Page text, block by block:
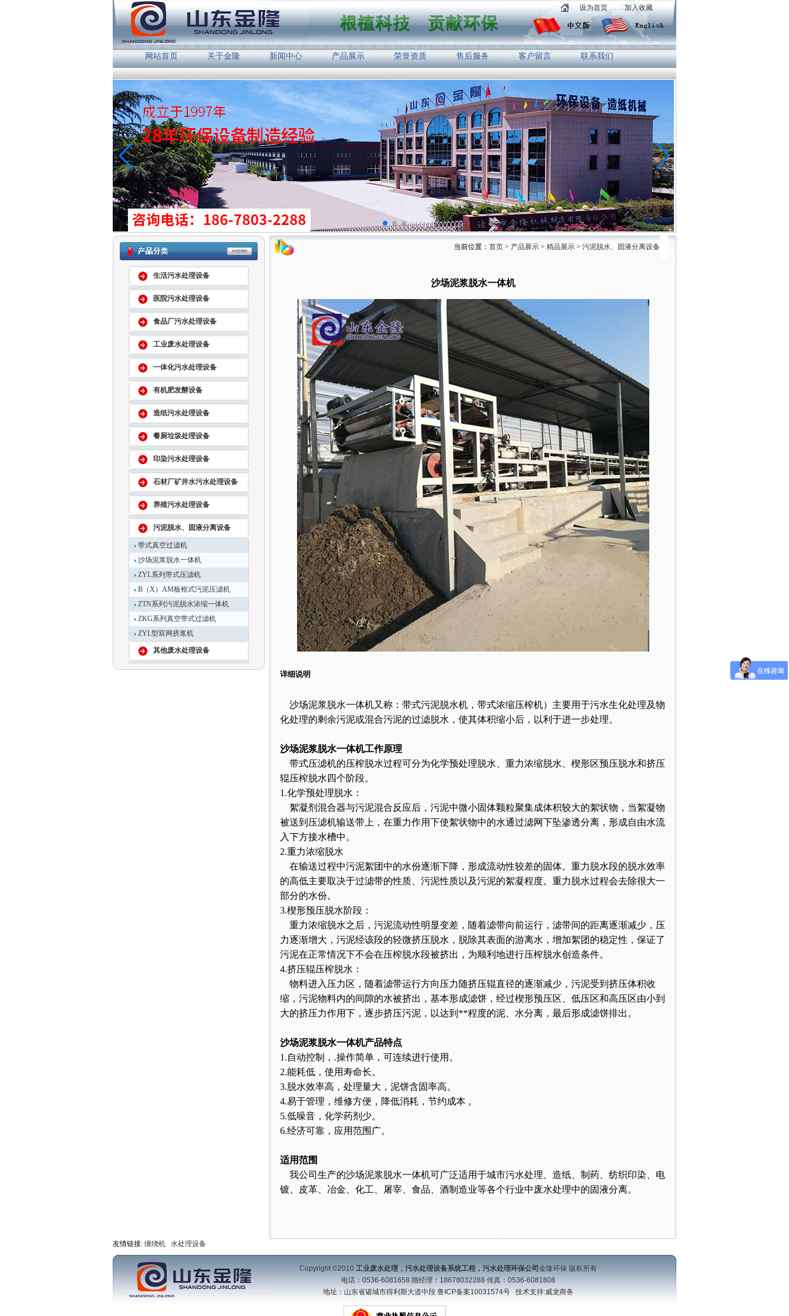
设为首页 加入收藏
网站首页 关于金隆 新闻中心 产品展示 荣誉资质 售后服务 客户留言 联系我们
生活污水处理设备
医院污水处理设备
食品厂污水处理设备
工业废水处理设备
一体化污水处理设备
有机肥发酵设备
造纸污水处理设备
餐厨垃圾处理设备
印染污水处理设备
石材厂矿井水污水处理设备
养殖污水处理设备
污泥脱水、固液分离设备
带式真空过滤机
沙场泥浆脱水一体机
ZYL系列带式压滤机
B（X）AM板框式污泥压滤机
ZTN系列污泥脱水浓缩一体机
ZKG系列真空带式过滤机
ZYL型双网挤浆机
其他废水处理设备
当前位置： 首页 > 产品展示 > 精品展示 > 污泥脱水、固液分离设备
沙场泥浆脱水一体机
详细说明
沙场泥浆脱水一体机又称：带式污泥脱水机，带式浓缩压榨机）主要用于污水生化处理及物
化处理的剩余污泥或混合污泥的过滤脱水，使其体积缩小后，以利于进一步处理。
沙场泥浆脱水一体机工作原理
带式压滤机的压榨脱水过程可分为化学预处理脱水、重力浓缩脱水、楔形区预压脱水和挤压
辊压榨脱水四个阶段。
1.化学预处理脱水：
絮凝剂混合器与污泥混合反应后，污泥中微小固体颗粒聚集成体积较大的絮状物，当絮凝物
被送到压滤机输送带上，在重力作用下使絮状物中的水通过滤网下坠渗透分离，形成自由水流
入下方接水槽中。
2.重力浓缩脱水
在输送过程中污泥絮团中的水份逐渐下降，形成流动性较差的固体。重力脱水段的脱水效率
的高低主要取决于过滤带的性质、污泥性质以及污泥的絮凝程度。重力脱水过程会去除很大一
部分的水份。
3.楔形预压脱水阶段：
重力浓缩脱水之后，污泥流动性明显变差，随着滤带向前运行，滤带间的距离逐渐减少，压
力逐渐增大，污泥经该段的轻微挤压脱水，脱除其表面的游离水，增加絮团的稳定性，保证了
污泥在正常情况下不会在压榨脱水段被挤出，为顺利地进行压榨脱水创造条件。
4.挤压辊压榨脱水：
物料进入压力区，随着滤带运行方向压力随挤压辊直径的逐渐减少，污泥受到挤压体积收
缩，污泥物料内的间隙的水被挤出，基本形成滤饼，经过楔形预压区、低压区和高压区由小到
大的挤压力作用下，逐步挤压污泥，以达到**程度的泥、水分离，最后形成滤饼排出。
沙场泥浆脱水一体机产品特点
1.自动控制，.操作简单，可连续进行使用。
2.能耗低，使用寿命长。
3.脱水效率高，处理量大，泥饼含固率高。
4.易于管理，维修方便，降低消耗，节约成本 。
5.低噪音，化学药剂少。
6.经济可靠，应用范围广。
适用范围
我公司生产的沙场泥浆脱水一体机可广泛适用于城市污水处理、造纸、制药、纺织印染、电
镀、皮革、冶金、化工、屠宰、食品、酒制造业等各个行业中废水处理中的固液分离。
友情链接: 缠绕机 水处理设备
Copyright ©2010 工业废水处理，污水处理设备系统工程，污水处理环保公司 金隆环保 版权所有
电话：0536-6081658 隋经理：18678032288 传真：0536-6081808
地址：山东省诸城市得利斯大道中段 鲁ICP备案10031574号 技术支持:威龙商务